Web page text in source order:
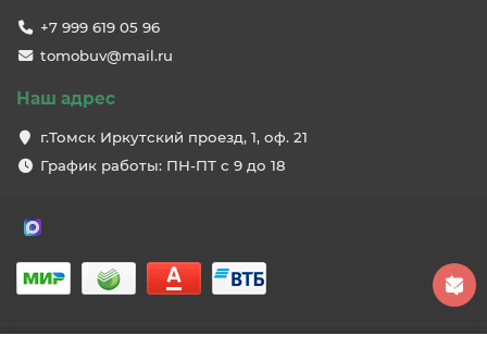
+7 999 619 05 96
tomobuv@mail.ru
Наш адрес
г.Томск Иркутский проезд, 1, оф. 21
График работы: ПН-ПТ с 9 до 18